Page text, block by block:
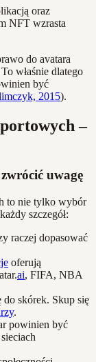
oraz
NFT wzrasta
do avatara
właśnie dlatego
być
2015).
–
uwagę
to nie tylko wybór
szczegół:
raczej dopasować
oferują
ai, FIFA, NBA
do skórek. Skup się
.
powinien być